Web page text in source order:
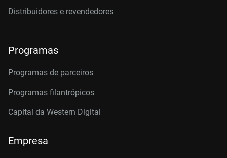
Distribuidores e revendedores
Programas
Programas de parceiros
Programas filantrópicos
Capital da Western Digital
Empresa